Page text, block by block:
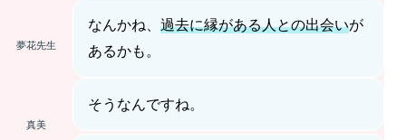
夢花先生
なんかね、過去に縁がある人との出会いが
あるかも。
真美
そうなんですね。